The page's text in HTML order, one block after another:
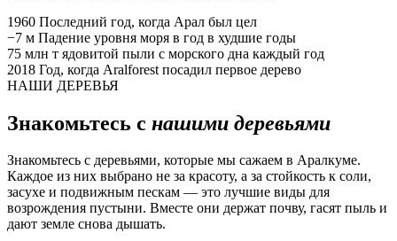
1960 Последний год, когда Арал был цел
−7 м Падение уровня моря в год в худшие годы
75 млн т ядовитой пыли с морского дна каждый год
2018 Год, когда Aralforest посадил первое дерево
НАШИ ДЕРЕВЬЯ
Знакомьтесь с нашими деревьями
Знакомьтесь с деревьями, которые мы сажаем в Аралкуме.
Каждое из них выбрано не за красоту, а за стойкость к соли,
засухе и подвижным пескам — это лучшие виды для
возрождения пустыни. Вместе они держат почву, гасят пыль и
дают земле снова дышать.